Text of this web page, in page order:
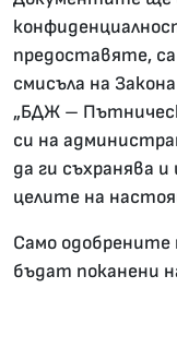
предоставяте,
смисъла на
„БДЖ –
си на
да ги съхранява
целите на
Само
бъдат поканени